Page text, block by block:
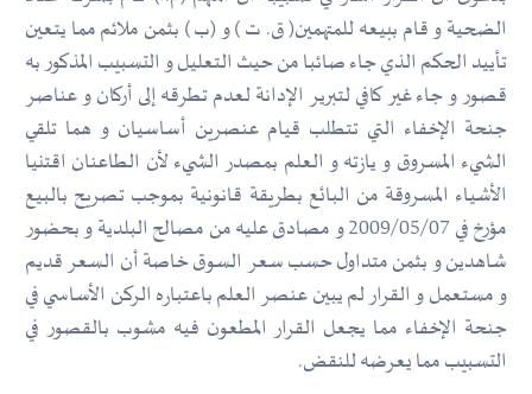
الضحية و قام ببيعه للمتهمين( ق. ت ) و (ب ) بثمن ملائم مما يتعين
تأييد الحكم الذي جاء صائبا من حيث التعليل و التسبيب المذكور به
قصور و جاء غير كافي لتبرير الإدانة لعدم تطرقه إلى أركان و عناصر
جنحة الإخفاء التي تتطلب قيام عنصرين أساسيان و هما تلقي
الشيء المسروق و يازته و العلم بمصدر الشيء لأن الطاعنان اقتنيا
الأشياء المسروقة من البائع بطريقة قانونية بموجب تصريح بالبيع
مؤرخ في 2009/05/07 و مصادق عليه من مصالح البلدية و بحضور
شاهدين و بثمن متداول حسب سعر السوق خاصة أن السعر قديم
و مستعمل و القرار لم يبين عنصر العلم باعتباره الركن الأساسي في
جنحة الإخفاء مما يجعل القرار المطعون فيه مشوب بالقصور في
التسبيب مما يعرضه للنقض.